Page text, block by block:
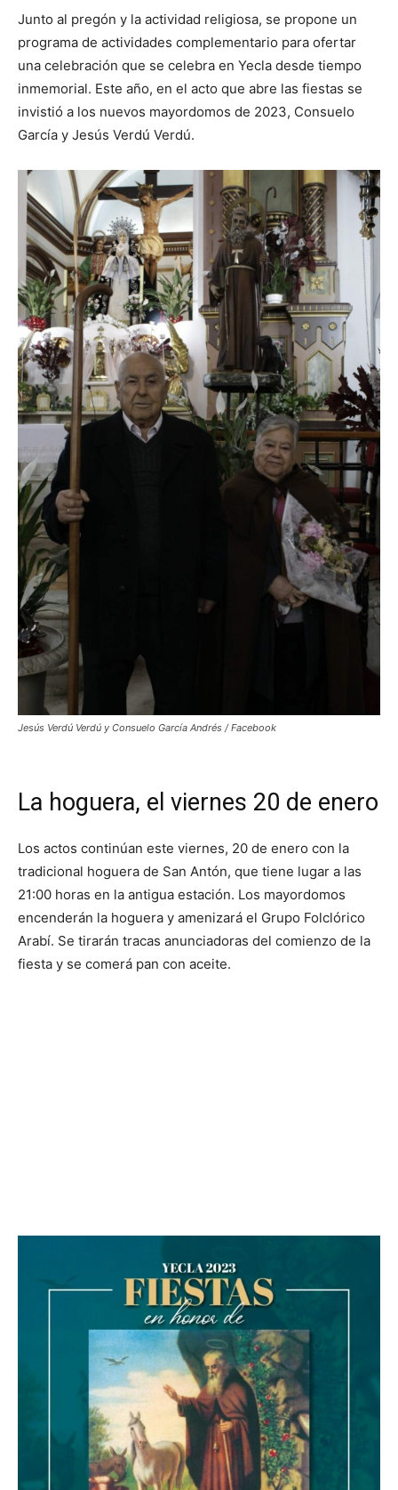
Junto al pregón y la actividad religiosa, se propone un
programa de actividades complementario para ofertar
una celebración que se celebra en Yecla desde tiempo
inmemorial. Este año, en el acto que abre las fiestas se
invistió a los nuevos mayordomos de 2023, Consuelo
García y Jesús Verdú Verdú.
Jesús Verdú Verdú y Consuelo García Andrés / Facebook
La hoguera, el viernes 20 de enero
Los actos continúan este viernes, 20 de enero con la
tradicional hoguera de San Antón, que tiene lugar a las
21:00 horas en la antigua estación. Los mayordomos
encenderán la hoguera y amenizará el Grupo Folclórico
Arabí. Se tirarán tracas anunciadoras del comienzo de la
fiesta y se comerá pan con aceite.